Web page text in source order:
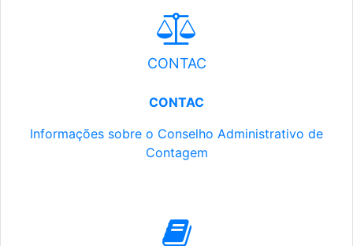
CONTAC
CONTAC
Informações sobre o Conselho Administrativo de
Contagem